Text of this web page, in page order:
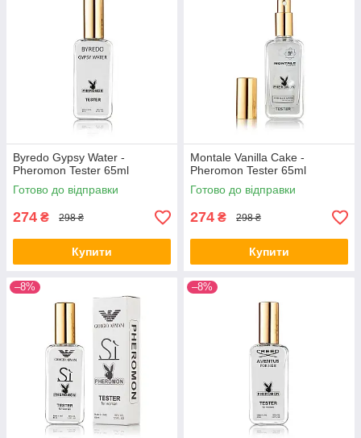
Byredo Gypsy Water -
Pheromon Tester 65ml
Готово до відправки
274 ₴ 298 ₴
Купити
Montale Vanilla Cake -
Pheromon Tester 65ml
Готово до відправки
274 ₴ 298 ₴
Купити
–8% –8%